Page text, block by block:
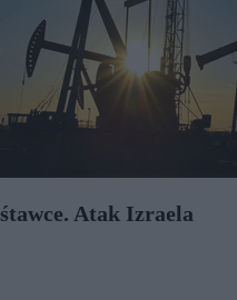
Atak Izraela